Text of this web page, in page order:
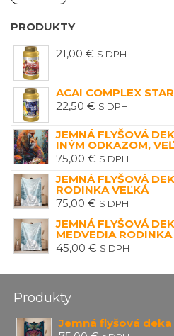
PRODUKTY
21,00 € S DPH
ACAI COMPLEX STAR
22,50 € S DPH
JEMNÁ FLYŠOVÁ
INÝM ODKAZOM,
75,00 € S DPH
JEMNÁ FLYŠOVÁ
RODINKA VEĽKÁ
75,00 € S DPH
JEMNÁ FLYŠOVÁ
MEDVEDIA
45,00 € S DPH
Produkty
Jemná flyšová